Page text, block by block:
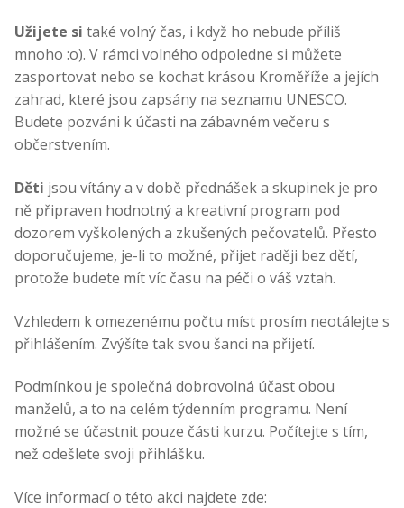
Užijete si také volný čas, i když ho nebude příliš
mnoho :o). V rámci volného odpoledne si můžete
zasportovat nebo se kochat krásou Kroměříže a jejích
zahrad, které jsou zapsány na seznamu UNESCO.
Budete pozváni k účasti na zábavném večeru s
občerstvením.
Děti jsou vítány a v době přednášek a skupinek je pro
ně připraven hodnotný a kreativní program pod
dozorem vyškolených a zkušených pečovatelů. Přesto
doporučujeme, je-li to možné, přijet raději bez dětí,
protože budete mít víc času na péči o váš vztah.
Vzhledem k omezenému počtu míst prosím neotálejte s
přihlášením. Zvýšíte tak svou šanci na přijetí.
Podmínkou je společná dobrovolná účast obou
manželů, a to na celém týdenním programu. Není
možné se účastnit pouze části kurzu. Počítejte s tím,
než odešlete svoji přihlášku.
Více informací o této akci najdete zde: